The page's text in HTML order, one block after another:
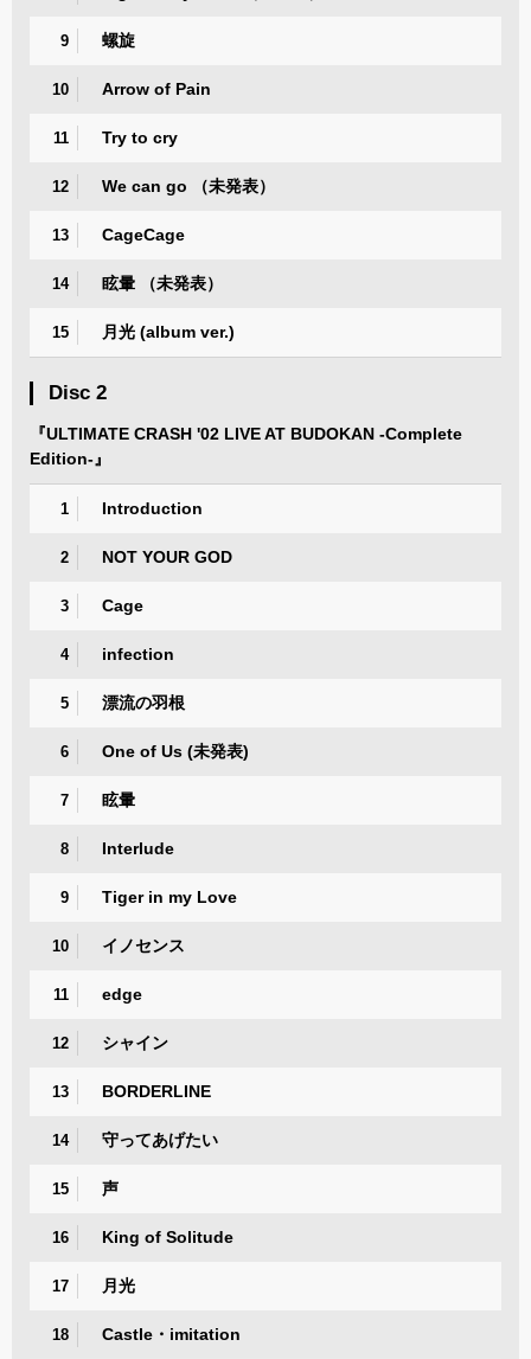
9 螺旋
10 Arrow of Pain
11 Try to cry
12 We can go （未発表）
13 CageCage
14 眩暈 （未発表）
15 月光 (album ver.)
Disc 2
『ULTIMATE CRASH '02 LIVE AT BUDOKAN -Complete
Edition-』
1 Introduction
2 NOT YOUR GOD
3 Cage
4 infection
5 漂流の羽根
6 One of Us (未発表)
7 眩暈
8 Interlude
9 Tiger in my Love
10 イノセンス
11 edge
12 シャイン
13 BORDERLINE
14 守ってあげたい
15 声
16 King of Solitude
17 月光
18 Castle・imitation